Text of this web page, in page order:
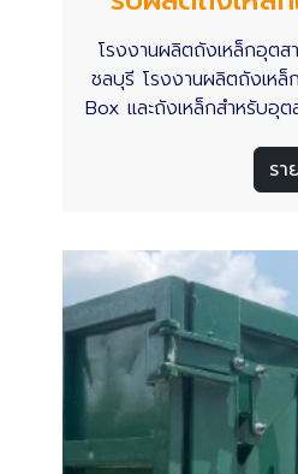
โรงงานผลิตถังเหล็กอุต
ชลบุรี โรงงานผลิตถังเห
Box และถังเหล็กสำหรับ
สำหรับใช้คัดแยกใส่วัสดุ ใ
รอขนย้าย ออกแบบตาม
เนียริ่ง แอนด์ ซัพพลาย
ต้องการหาถังเหล็กคุณภ
เขตอุตสาหกรรมทั่
รา